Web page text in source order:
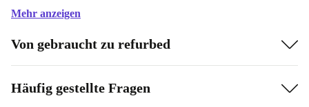
Mehr anzeigen
Von gebraucht zu refurbed
Häufig gestellte Fragen